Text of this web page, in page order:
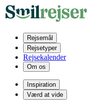
Rejsemål
Rejsetyper
Rejsekalender
Om os
Inspiration
Værd at vide